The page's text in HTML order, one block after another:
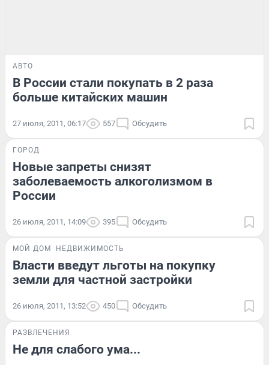
АВТО
В России стали покупать в 2 раза
больше китайских машин
27 июля, 2011, 06:17 557 Обсудить
ГОРОД
Новые запреты снизят
заболеваемость алкоголизмом в
России
26 июля, 2011, 14:09 395 Обсудить
МОЙ ДОМ НЕДВИЖИМОСТЬ
Власти введут льготы на покупку
земли для частной застройки
26 июля, 2011, 13:52 450 Обсудить
РАЗВЛЕЧЕНИЯ
Не для слабого ума...